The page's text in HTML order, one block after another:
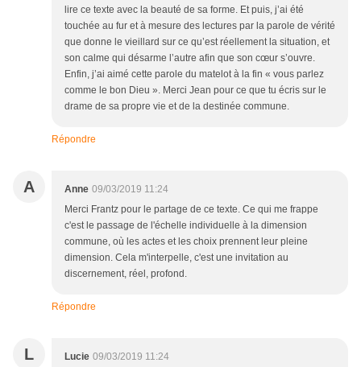
lire ce texte avec la beauté de sa forme. Et puis, j’ai été
touchée au fur et à mesure des lectures par la parole de vérité
que donne le vieillard sur ce qu’est réellement la situation, et
son calme qui désarme l’autre afin que son cœur s’ouvre.
Enfin, j’ai aimé cette parole du matelot à la fin « vous parlez
comme le bon Dieu ». Merci Jean pour ce que tu écris sur le
drame de sa propre vie et de la destinée commune.
Répondre
A Anne 09/03/2019 11:24
Merci Frantz pour le partage de ce texte. Ce qui me frappe
c'est le passage de l'échelle individuelle à la dimension
commune, où les actes et les choix prennent leur pleine
dimension. Cela m'interpelle, c'est une invitation au
discernement, réel, profond.
Répondre
L Lucie 09/03/2019 11:24